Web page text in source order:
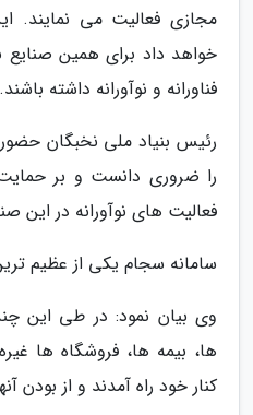
مجازی فعالیت می نمایند.
خواهد داد برای همین صنایع
فناورانه و نوآورانه داشته باشند.
رئیس بنیاد ملی نخبگان
را ضروری دانست و بر
فعالیت های نوآورانه در این
سامانه سجام یکی از عظیم
وی بیان نمود: در طی این
ها، بیمه ها، فروشگاه ها
کنار خود راه آمدند و از بودن